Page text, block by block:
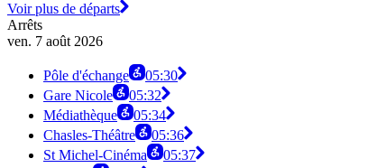
Voir plus de départs
Arrêts
ven. 7 août 2026
Pôle d'échange
05:30
Gare Nicole
05:32
Médiathèque
05:34
Chasles-Théâtre
05:36
St Michel-Cinéma
05:37